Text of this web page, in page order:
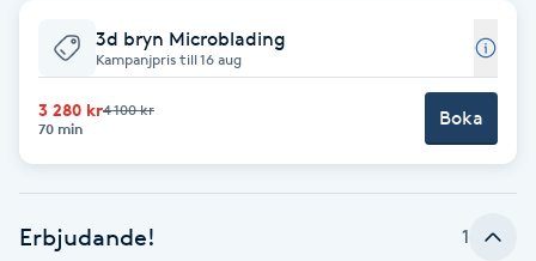
Babylights
Balayage
Barber
3d bryn Microblading
Kampanjpris till 16 aug
3 280 kr4 100 kr
70 min
Boka
Erbjudande! 1